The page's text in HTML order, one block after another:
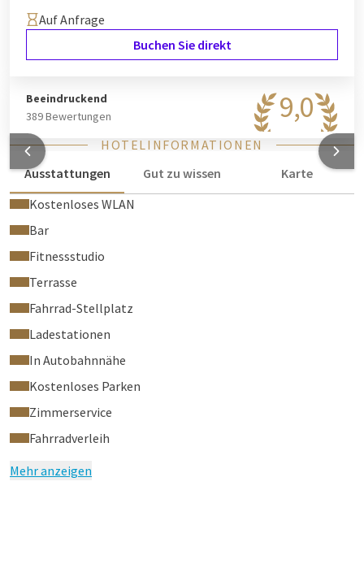
Auf Anfrage
Buchen Sie direkt
9,0
Beeindruckend
389 Bewertungen
HOTELINFORMATIONEN
Ausstattungen
Gut zu wissen
Karte
Kostenloses WLAN
Bar
Fitnessstudio
Terrasse
Fahrrad-Stellplatz
Ladestationen
In Autobahnnähe
Kostenloses Parken
Zimmerservice
Fahrradverleih
Mehr anzeigen